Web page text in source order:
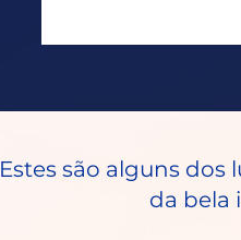
Estes são alguns dos
da bela